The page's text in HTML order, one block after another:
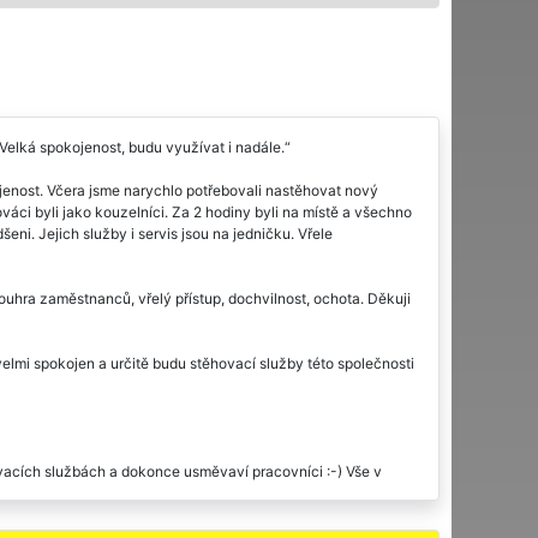
spokojenost, budu využívat i nadále.
Včera jsme narychlo potřebovali nastěhovat nový
byli jako kouzelníci. Za 2 hodiny byli na místě a všechno
Jejich služby i servis jsou na jedničku. Vřele
zaměstnanců, vřelý přístup, dochvilnost, ochota. Děkuji
spokojen a určitě budu stěhovací služby této společnosti
službách a dokonce usměvaví pracovníci :-) Vše v